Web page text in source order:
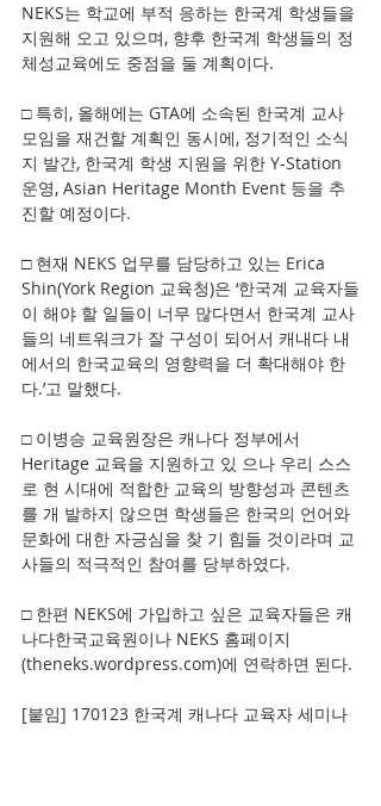
NEKS는 학교에 부적 응하는 한국계 학생들을
지원해 오고 있으며, 향후 한국계 학생들의 정
체성교육에도 중점을 둘 계획이다.
□ 특히, 올해에는 GTA에 소속된 한국계 교사
모임을 재건할 계획인 동시에, 정기적인 소식
지 발간, 한국계 학생 지원을 위한 Y-Station
운영, Asian Heritage Month Event 등을 추
진할 예정이다.
□ 현재 NEKS 업무를 담당하고 있는 Erica
Shin(York Region 교육청)은 ‘한국계 교육자들
이 해야 할 일들이 너무 많다면서 한국계 교사
들의 네트워크가 잘 구성이 되어서 캐내다 내
에서의 한국교육의 영향력을 더 확대해야 한
다.’고 말했다.
□ 이병승 교육원장은 캐나다 정부에서
Heritage 교육을 지원하고 있 으나 우리 스스
로 현 시대에 적합한 교육의 방향성과 콘텐츠
를 개 발하지 않으면 학생들은 한국의 언어와
문화에 대한 자긍심을 찾 기 힘들 것이라며 교
사들의 적극적인 참여를 당부하였다.
□ 한편 NEKS에 가입하고 싶은 교육자들은 캐
나다한국교육원이나 NEKS 홈페이지
(theneks.wordpress.com)에 연락하면 된다.
[붙임] 170123 한국계 캐나다 교육자 세미나